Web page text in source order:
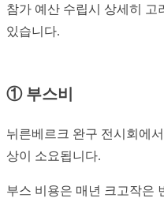
참가 예산 수립시 상세히 고
있습니다.
① 부스비
뉘른베르크 완구 전시회에
상이 소요됩니다.
부스 비용은 매년 크고작은